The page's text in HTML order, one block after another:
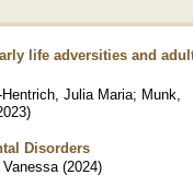
life adversities and
Julia Maria; Munk,
)
Disorders
(2024)